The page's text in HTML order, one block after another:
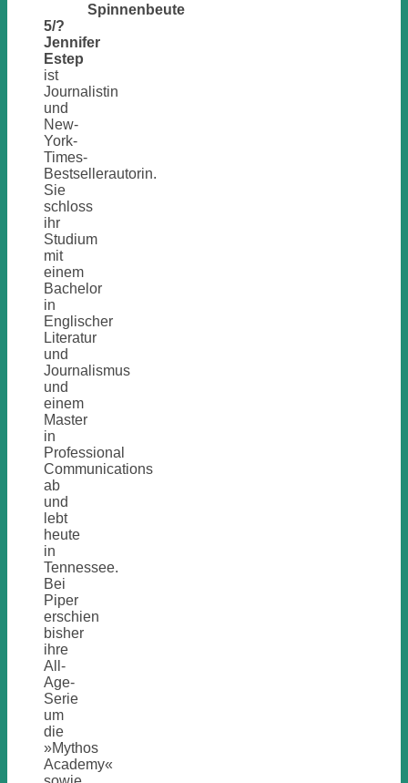
Spinnenbeute
5/?
Jennifer
Estep
ist
Journalistin
und
New-
York-
Times-
Bestsellerautorin.
Sie
schloss
ihr
Studium
mit
einem
Bachelor
in
Englischer
Literatur
und
Journalismus
und
einem
Master
in
Professional
Communications
ab
und
lebt
heute
in
Tennessee.
Bei
Piper
erschien
bisher
ihre
All-
Age-
Serie
um
die
»Mythos
Academy«